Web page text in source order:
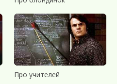
Про учителей